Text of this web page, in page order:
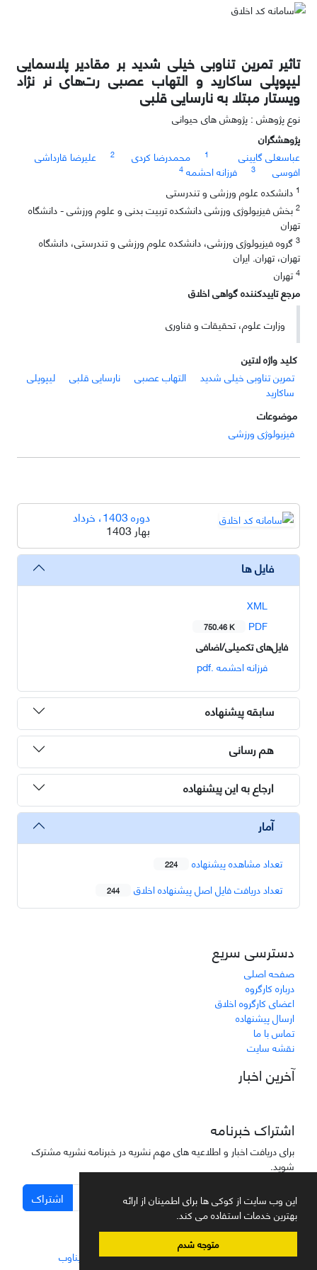
این وب سایت از کوکی ها برای اطمینان از ارائه
بهترین خدمات استفاده می کند.
متوجه شدم
تاثیر تمرین تناوبی خیلی شدید بر مقادیر پلاسمایی
لیپوپلی ساکارید و التهاب عصبی رت‌های نر نژاد
ویستار مبتلا به نارسایی قلبی
نوع پژوهش : پژوهش های حیوانی
پژوهشگران
عباسعلی گایینی
1 محمدرضا کردی 2
علیرضا قارداشی
افوسی
3 فرزانه احشمه 4
1 دانشکده علوم ورزشی و تندرستی
2 بخش فیزیولوژی ورزشی دانشکده تربیت بدنی و علوم ورزشی - دانشگاه
تهران
3 گروه فیزیولوژی ورزشی، دانشکده علوم ورزشی و تندرستی، دانشگاه
تهران، تهران. ایران
4 تهران
مرجع تاییدکننده گواهی اخلاق
وزارت علوم، تحقیقات و فناوری
کلید واژه لاتین
تمرین تناوبی خیلی شدید
التهاب عصبی نارسایی قلبی
لیپوپلی
ساکارید
موضوعات
فیزیولوژی ورزشی
دوره 1403، خرداد
بهار 1403
فایل ها
XML
PDF
750.46 K
فایل‌های تکمیلی/اضافی
فرزانه احشمه .pdf
سابقه پیشنهاده
هم رسانی
ارجاع به این پیشنهاده
آمار
تعداد مشاهده پیشنهاده 224
تعداد دریافت فایل اصل پیشنهاده اخلاق 244
دسترسی سریع
صفحه اصلی
درباره کارگروه
اعضای کارگروه اخلاق
ارسال پیشنهاده
تماس با ما
نقشه سایت
آخرین اخبار
اشتراک خبرنامه
برای دریافت اخبار و اطلاعیه های مهم نشریه در خبرنامه نشریه مشترک
شوید.
اشتراک
سامانه مدیریت نشریات علمی.طراحی و پیاده سازی از سیناوب